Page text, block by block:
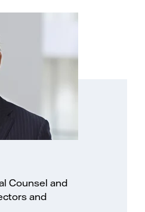
Counsel and
and